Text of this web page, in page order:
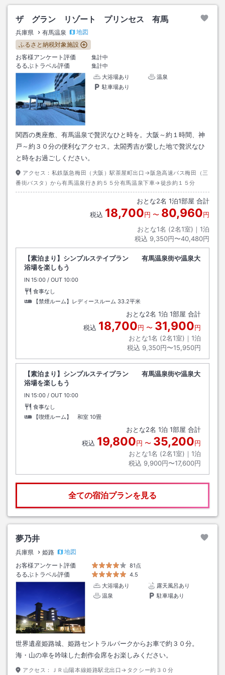
ザ グラン リゾート プリンセス 有馬
兵庫県 有馬温泉
地図
ふるさと納税対象施設
お客様アンケート評価
集計中
るるぶトラベル評価
集計中
大浴場あり
温泉
駐車場あり
関西の奥座敷、有馬温泉で贅沢なひと時を。大阪～約１時間、神
戸～約３０分の便利なアクセス。太閤秀吉が愛した地で贅沢なひ
と時をお過ごしください。
アクセス： 私鉄阪急梅田（大阪）駅茶屋町出口→阪急高速バス梅田（三
番街バスタ）から有馬温泉行き約５５分有馬温泉下車→徒歩約１５分
おとな2名 1泊1部屋 合計
税込 18,700円 〜 80,960円
おとな1名 (2名1室)｜ 1泊
税込 9,350円〜40,480円
【素泊まり】シンプルステイプラン 有馬温泉街や温泉大
浴場を楽しもう
IN チェックイン
15:00 / OUT チェックアウト
10:00
食事なし
【禁煙ルーム】レディースルーム 33.2平米
おとな2名 1泊 1部屋 合計
税込 18,700円 〜 31,900円
おとな1名 (2名1室)｜ 1泊
税込 9,350円〜15,950円
【素泊まり】シンプルステイプラン 有馬温泉街や温泉大
浴場を楽しもう
IN チェックイン
15:00 / OUT チェックアウト
10:00
食事なし
【喫煙ルーム】 和室 10畳
おとな2名 1泊 1部屋 合計
税込 19,800円 〜 35,200円
おとな1名 (2名1室)｜ 1泊
税込 9,900円〜17,600円
全ての宿泊プランを見る
夢乃井
兵庫県 姫路
地図
お客様アンケート評価
81点
るるぶトラベル評価
4.5
大浴場あり
露天風呂あり
温泉
駐車場あり
世界遺産姫路城、姫路セントラルパークからお車で約３０分。
海・山の幸を吟味した創作会席をお楽しみください。
アクセス： ＪＲ山陽本線姫路駅北出口→タクシー約３０分